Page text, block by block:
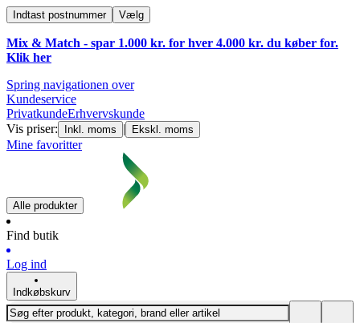
Indtast postnummer Vælg
Mix & Match - spar 1.000 kr. for hver 4.000 kr. du køber for.
Klik her
Spring navigationen over
Kundeservice
PrivatkundeErhvervskunde
Vis priser:
Inkl. moms | Ekskl. moms
Mine favoritter
Alle produkter
Find butik
Log ind
Indkøbskurv